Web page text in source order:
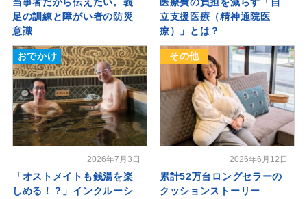
足の訓練と障がい者の防災
意識
立支援医療（精神通院医
療）」とは？
おでかけ
2026年7月3日
「オストメイトも銭湯を楽
しめる！？」インクルーシ
その他
2026年6月12日
累計52万台ロングセラーの
クッションストーリー